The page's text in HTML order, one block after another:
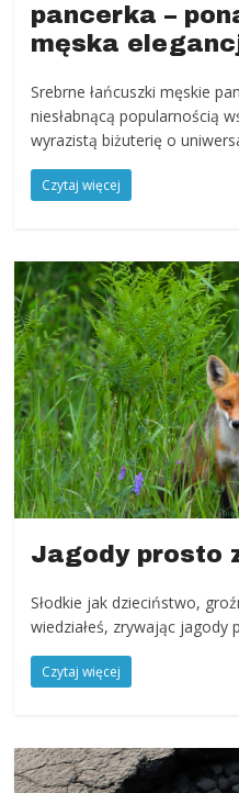
pancerka –
męska
Srebrne łańcuszki męskie
niesłabnącą popularnością
wyrazistą biżuterię o
Czytaj więcej
Jagody prosto
Słodkie jak dzieciństwo,
wiedziałeś, zrywając jagody
Czytaj więcej